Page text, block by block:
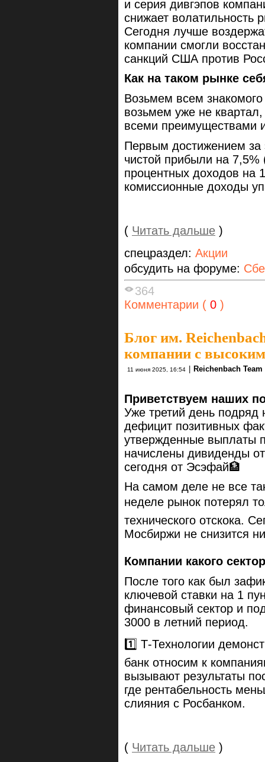
и серия дивгэпов
снижает волатильность
Сегодня лучше
компании смогли
санкций США против
Как на таком рынке
Возьмем всем
возьмем уже не
всеми преимуществами
Первым достижением за
чистой прибыли на
процентных доходов на
комиссионные доходы
( Читать дальше )
спецраздел: Акции
обсудить на форуме:
364
Комментарии ( 0 )
Блог им.
компании с
11 июня 2025, 16:54 Reichenbach Team
Приветствуем наших
Уже третий день подряд
дефицит позитивных
утвержденные выплаты
начислены дивиденды
сегодня от Эсэфай🏦
На самом деле не все
неделе рынок потерял
технического отскока.
Мосбиржи не снизится
Компании какого
После того как был
ключевой ставки на 1
финансовый сектор и
3000 в летний период.
1️⃣ Т-Технологии
банк относим к
вызывают результаты
где рентабельность
слияния с Росбанком.
( Читать дальше )